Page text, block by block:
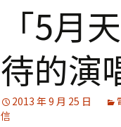
「5月
待的演
2013 年 9 月 25 日
信